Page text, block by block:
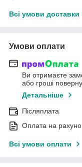
Всі умови доставки
Умови оплати
Ви отримаєте
або гроші
Детальніше
Післяплата
Оплата на
Всі умови оплати